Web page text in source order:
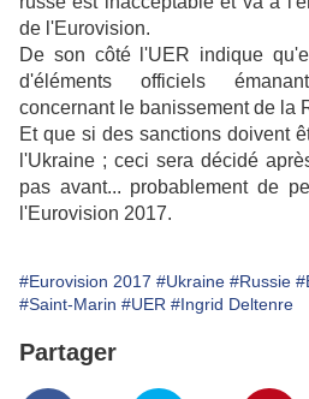
de l'Eurovision.
De son côté l'UER indique
d'éléments officiels
concernant le banissement de la
Et que si des sanctions doivent
l'Ukraine ; ceci sera décidé
pas avant... probablement de
l'Eurovision 2017.
#Eurovision 2017 #Ukraine #Russie
#Saint-Marin #UER #Ingrid Deltenre
Partager